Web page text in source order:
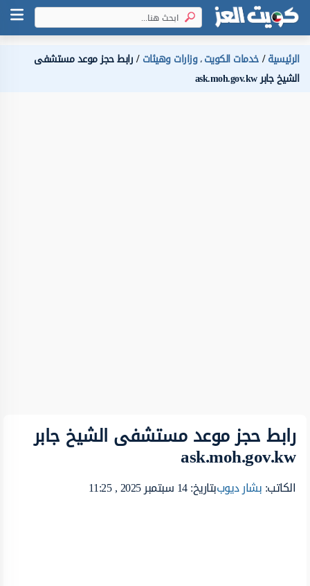
الرئيسية خدمات الكويت،وزارات وهيئات رابط حجز موعد مستشفى
الشيخ جابر ask.moh.gov.kw
رابط حجز موعد مستشفى الشيخ جابر
ask.moh.gov.kw
الكاتب:بشار ديوببتاريخ: 14 سبتمبر 2025 , 11:25